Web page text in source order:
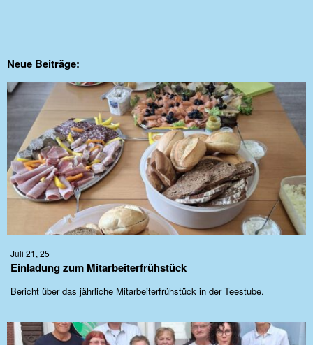
Neue Beiträge:
Juli 21, 25
Einladung zum Mitarbeiterfrühstück
Bericht über das jährliche Mitarbeiterfrühstück in der Teestube.